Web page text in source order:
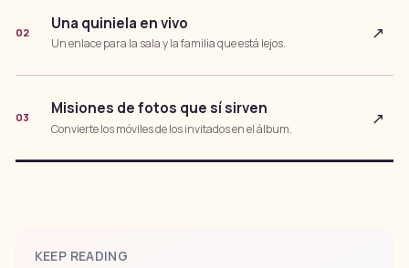
02 Una quiniela en vivo
Un enlace para la sala y la familia que está lejos.
↗
03 Misiones de fotos que sí sirven
Convierte los móviles de los invitados en el álbum.
↗
KEEP READING